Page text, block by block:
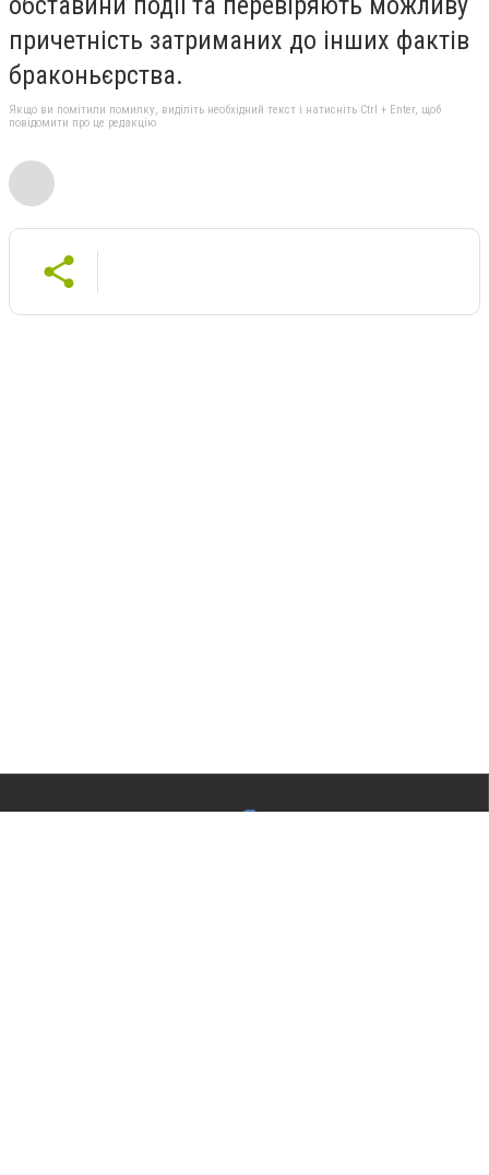
причетність затриманих до інших фактів
браконьєрства.
Якщо ви помітили помилку, виділіть необхідний текст і натисніть Ctrl + Enter, щоб
повідомити про це редакцію